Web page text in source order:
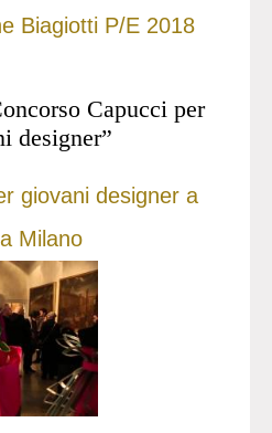
Biagiotti P/E 2018
Capucci per
designer”
giovani designer a
Milano